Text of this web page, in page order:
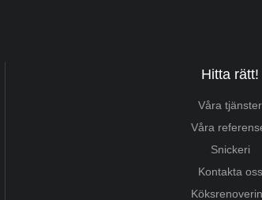
Hitta rätt!
Våra tjänster
Våra
Snickeri
Kontakta oss